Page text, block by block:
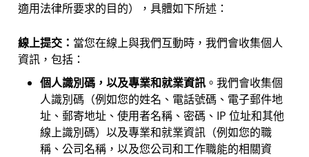
適用法律所要求的目的），具體如下所述：
線上提交： 當您在線上與我們互動時，我們會收集個人
資訊，包括：
個人識別碼，以及專業和就業資訊 。我們會收集個
人識別碼（例如您的姓名、電話號碼、電子郵件地
址、郵寄地址、使用者名稱、密碼、IP 位址和其他
線上識別碼）以及專業和就業資訊（例如您的職
稱、公司名稱，以及您公司和工作職能的相關資